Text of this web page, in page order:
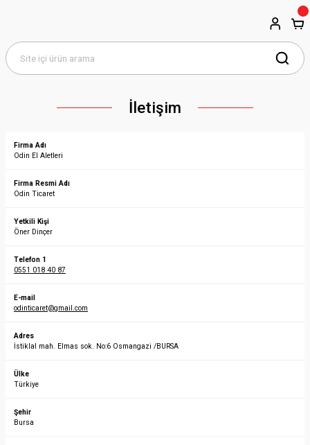
İletişim
Firma Adı
Odin El Aletleri
Firma Resmi Adı
Odin Ticaret
Yetkili Kişi
Öner Dinçer
Telefon 1
0551 018 40 87
E-mail
odinticaret@gmail.com
Adres
İstiklal mah. Elmas sok. No:6 Osmangazi /BURSA
Ülke
Türkiye
Şehir
Bursa